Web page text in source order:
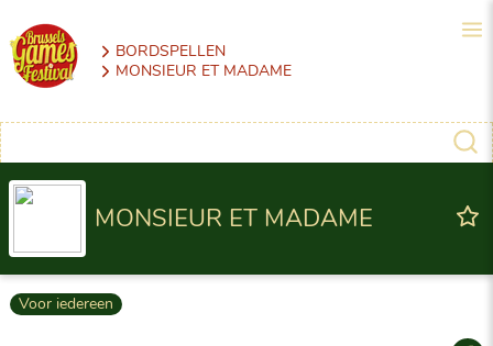
BORDSPELLEN
MONSIEUR ET MADAME
MONSIEUR ET MADAME
Voor iedereen